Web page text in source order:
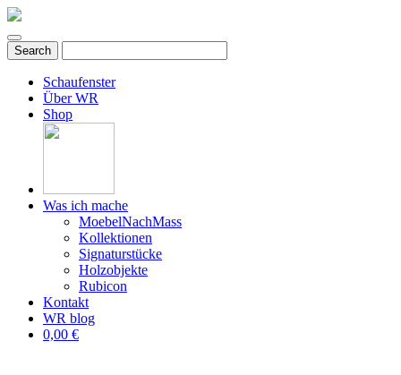
Schaufenster
Über WR
Shop
Was ich mache
MoebelNachMass
Kollektionen
Signaturstücke
Holzobjekte
Rubicon
Kontakt
WR blog
0,00 €